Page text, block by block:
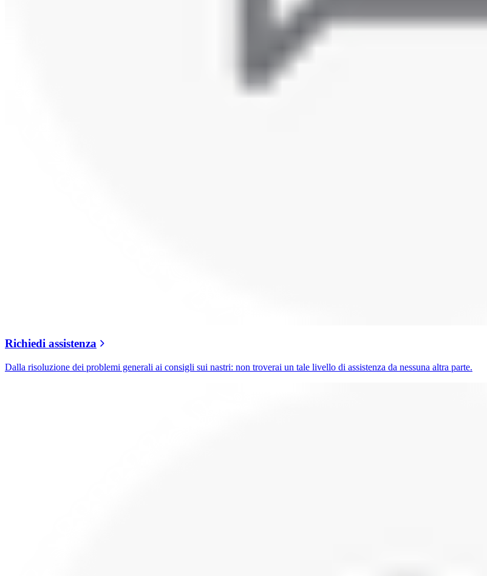
Richiedi assistenza
Dalla risoluzione dei problemi generali ai consigli sui nastri: non troverai un tale livello di assistenza da nessuna altra parte.